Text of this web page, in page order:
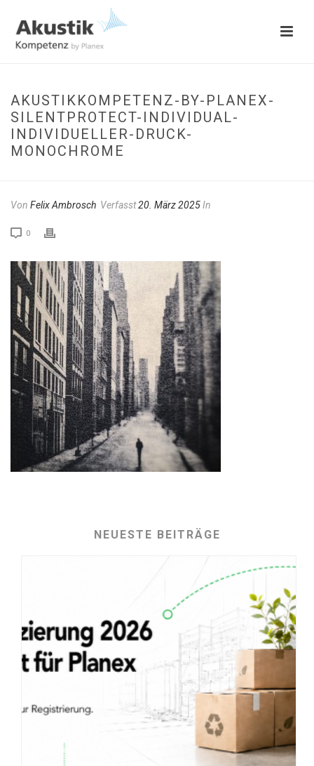
AKUSTIKKOMPETENZ-BY-PLANEX-
SILENTPROTECT-INDIVIDUAL-
INDIVIDUELLER-DRUCK-
MONOCHROME
Von Felix Ambrosch Verfasst20. März 2025In
0
NEUESTE BEITRÄGE